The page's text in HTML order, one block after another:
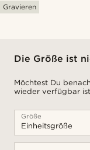
Gravieren
Die Größe ist
Möchtest Du
wieder verfügbar
Größe